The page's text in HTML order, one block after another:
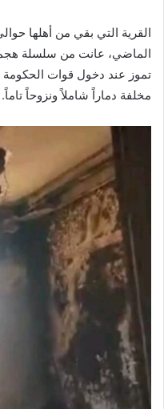
مخلفة دماراً شاملاً ونزوحاً تاماً.